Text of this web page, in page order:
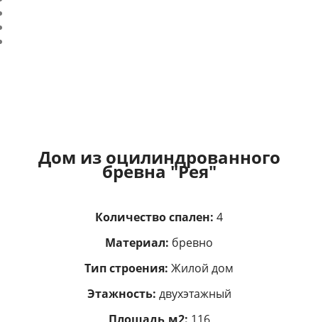
Дом из оцилиндрованного
бревна "Рея"
Количество спален: 4
Материал: бревно
Тип строения: Жилой дом
Этажность: двухэтажный